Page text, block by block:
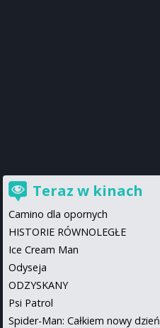
Teraz w kinach
Camino dla opornych
HISTORIE RÓWNOLEGŁE
Ice Cream Man
Odyseja
ODZYSKANY
Psi Patrol
Spider-Man: Całkiem nowy dzień